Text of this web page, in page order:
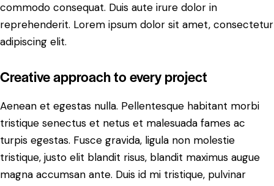
commodo consequat. Duis aute irure dolor in
reprehenderit. Lorem ipsum dolor sit amet, consectetur
adipiscing elit.
Creative approach to every project
Aenean et egestas nulla. Pellentesque habitant morbi
tristique senectus et netus et malesuada fames ac
turpis egestas. Fusce gravida, ligula non molestie
tristique, justo elit blandit risus, blandit maximus augue
magna accumsan ante. Duis id mi tristique, pulvinar